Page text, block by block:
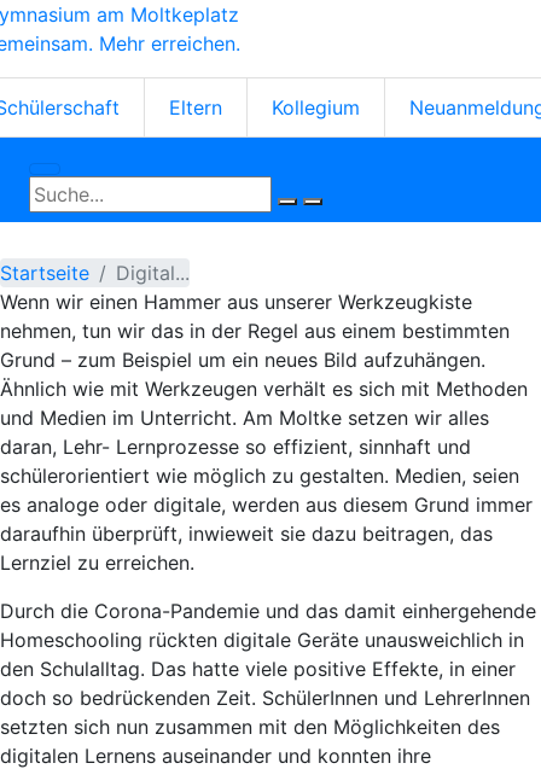
Direkt
zum
Inhalt
am Moltkeplatz
Mehr erreichen.
Eltern Kollegium
Startseite
Digital...
Wenn wir einen Hammer aus unserer Werkzeugkiste
nehmen, tun wir das in der Regel aus einem bestimmten
Grund – zum Beispiel um ein neues Bild aufzuhängen.
Ähnlich wie mit Werkzeugen verhält es sich mit Methoden
und Medien im Unterricht. Am Moltke setzen wir alles
daran, Lehr- Lernprozesse so effizient, sinnhaft und
schülerorientiert wie möglich zu gestalten. Medien, seien
es analoge oder digitale, werden aus diesem Grund immer
daraufhin überprüft, inwieweit sie dazu beitragen, das
Lernziel zu erreichen.
Durch die Corona-Pandemie und das damit einhergehende
Homeschooling rückten digitale Geräte unausweichlich in
den Schulalltag. Das hatte viele positive Effekte, in einer
doch so bedrückenden Zeit. SchülerInnen und LehrerInnen
setzten sich nun zusammen mit den Möglichkeiten des
digitalen Lernens auseinander und konnten ihre